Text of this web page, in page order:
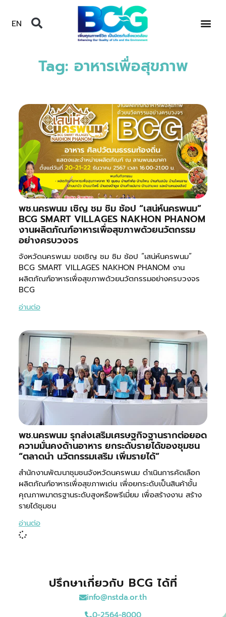
EN
Tag: อาหารเพื่อสุขภาพ
พช.นครพนม เชิญ ชม ชิม ช้อป “เสน่ห์นครพนม”
BCG SMART VILLAGES NAKHON PHANOM
งานผลิตภัณฑ์อาหารเพื่อสุขภาพด้วยนวัตกรรม
อย่างครบวงจร
จังหวัดนครพนม ขอเชิญ ชม ชิม ช้อป “เสน่ห์นครพนม”
BCG SMART VILLAGES NAKHON PHANOM งาน
ผลิตภัณฑ์อาหารเพื่อสุขภาพด้วยนวัตกรรมอย่างครบวงจร
BCG
อ่านต่อ
พช.นครพนม รุกส่งเสริมเศรษฐกิจฐานรากต่อยอด
ความมั่นคงด้านอาหาร ยกระดับรายได้ของชุมชน
“ตลาดนำ นวัตกรรมเสริม เพิ่มรายได้”
สำนักงานพัฒนาชุมชนจังหวัดนครพนม ดำเนินการคัดเลือก
ผลิตภัณฑ์อาหารเพื่อสุขภาพเด่น เพื่อยกระดับเป็นสินค้าขั้น
คุณภาพมาตรฐานระดับสูงหรือพรีเมี่ยม เพื่อสร้างงาน สร้าง
รายได้ชุมชน
อ่านต่อ
ปรึกษาเกี่ยวกับ BCG ได้ที่
info@nstda.or.th